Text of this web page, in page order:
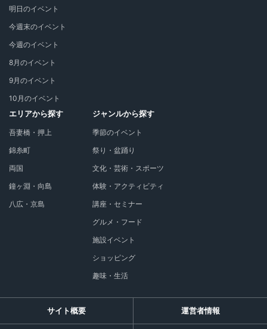
明日のイベント
今週末のイベント
今週のイベント
8月のイベント
9月のイベント
10月のイベント
エリアから探す
吾妻橋・押上
錦糸町
両国
鐘ヶ淵・向島
八広・京島
ジャンルから探す
季節のイベント
祭り・盆踊り
文化・芸術・スポーツ
体験・アクティビティ
講座・セミナー
グルメ・フード
施設イベント
ショッピング
趣味・生活
サイト概要 運営者情報